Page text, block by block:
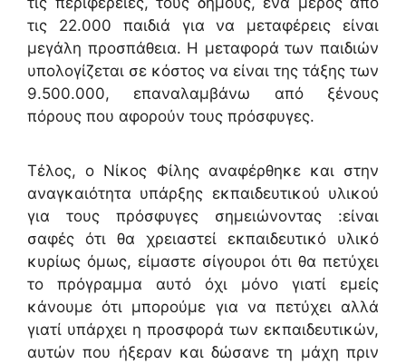
τις 22.000 παιδιά για να μεταφέρεις είναι
μεγάλη προσπάθεια. Η μεταφορά των παιδιών
υπολογίζεται σε κόστος να είναι της τάξης των
9.500.000, επαναλαμβάνω από ξένους
πόρους που αφορούν τους πρόσφυγες.
Τέλος, ο Νίκος Φίλης αναφέρθηκε και στην
αναγκαιότητα υπάρξης εκπαιδευτικού υλικού
για τους πρόσφυγες σημειώνοντας :είναι
σαφές ότι θα χρειαστεί εκπαιδευτικό υλικό
κυρίως όμως, είμαστε σίγουροι ότι θα πετύχει
το πρόγραμμα αυτό όχι μόνο γιατί εμείς
κάνουμε ότι μπορούμε για να πετύχει αλλά
γιατί υπάρχει η προσφορά των εκπαιδευτικών,
αυτών που ήξεραν και δώσανε τη μάχη πριν